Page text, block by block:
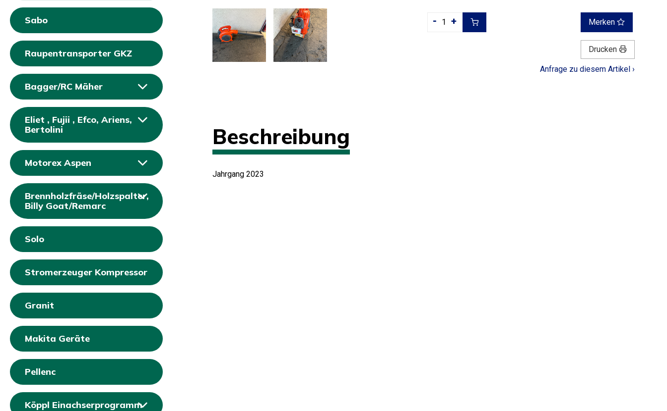
Sabo
Raupentransporter GKZ
Bagger/RC Mäher
Eliet , Fujii , Efco, Ariens,
Bertolini
Motorex Aspen
Brennholzfräse/Holzspalter,
Billy Goat/Remarc
Solo
Stromerzeuger Kompressor
Granit
Makita Geräte
Pellenc
Köppl Einachserprogramm
- + Merken
Drucken
Anfrage zu diesem Artikel ›
Beschreibung
Jahrgang 2023